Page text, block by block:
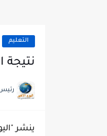
التعليم
نتيجة الثانوية
رئيس